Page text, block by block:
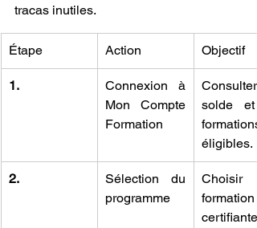
tracas inutiles.
Étape Action Objectif
1.
Connexion à
Mon Compte
Formation
solde et
formations
éligibles.
2.
Sélection du
programme
Choisir
formation